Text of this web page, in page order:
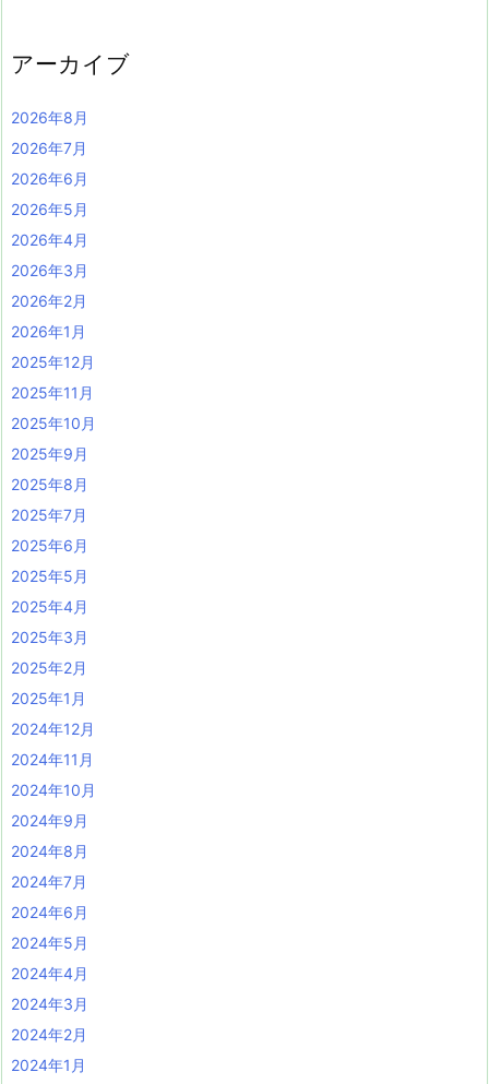
アーカイブ
2026年8月
2026年7月
2026年6月
2026年5月
2026年4月
2026年3月
2026年2月
2026年1月
2025年12月
2025年11月
2025年10月
2025年9月
2025年8月
2025年7月
2025年6月
2025年5月
2025年4月
2025年3月
2025年2月
2025年1月
2024年12月
2024年11月
2024年10月
2024年9月
2024年8月
2024年7月
2024年6月
2024年5月
2024年4月
2024年3月
2024年2月
2024年1月